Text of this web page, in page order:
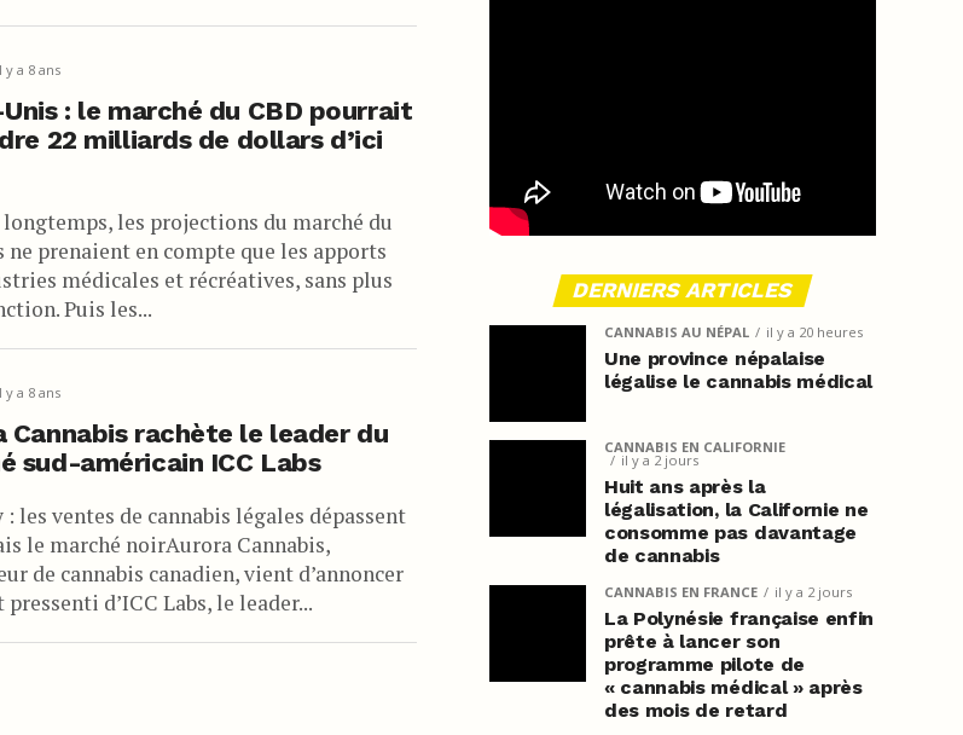
y a 8 ans
: le marché du CBD pourrait
22 milliards de dollars d’ici
longtemps, les projections du marché du
ne prenaient en compte que les apports
médicales et récréatives, sans plus
Puis les...
y a 8 ans
Cannabis rachète le leader du
sud-américain ICC Labs
les ventes de cannabis légales dépassent
le marché noirAurora Cannabis,
de cannabis canadien, vient d’annoncer
d’ICC Labs, le leader...
DERNIERS ARTICLES
CANNABIS AU NÉPAL il y a 20 heures
Une province népalaise
légalise le cannabis médical
CANNABIS EN CALIFORNIE
il y a 2 jours
Huit ans après la
légalisation, la Californie ne
consomme pas davantage
de cannabis
CANNABIS EN FRANCE il y a 2 jours
La Polynésie française enfin
prête à lancer son
programme pilote de
« cannabis médical » après
des mois de retard